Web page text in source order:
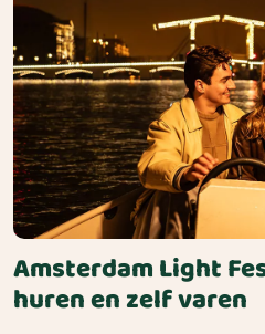
Amsterdam Light
huren en zelf varen